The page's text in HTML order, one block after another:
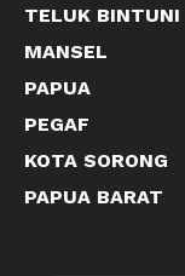
TELUK BINTUNI
MANSEL
PAPUA
PEGAF
KOTA SORONG
PAPUA BARAT